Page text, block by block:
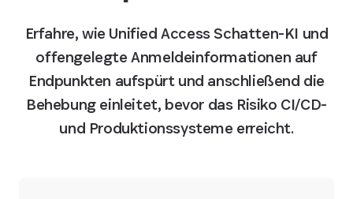
Erfahre, wie Unified Access Schatten-KI und
offengelegte Anmeldeinformationen auf
Endpunkten aufspürt und anschließend die
Behebung einleitet, bevor das Risiko CI/CD-
und Produktionssysteme erreicht.